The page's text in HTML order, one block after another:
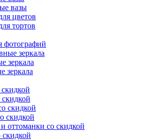
вазы
цветов
тортов
фотографий
зеркала
зеркала
зеркала
скидкой
скидкой
скидкой
оттоманки со скидкой
скидкой